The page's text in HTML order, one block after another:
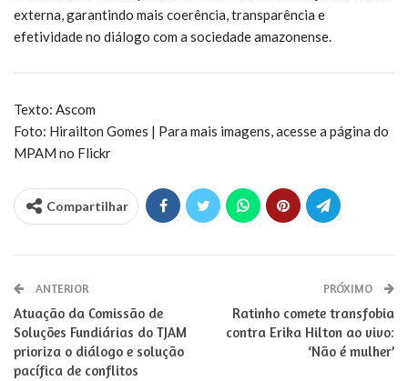
externa, garantindo mais coerência, transparência e
efetividade no diálogo com a sociedade amazonense.
Texto: Ascom
Foto: Hirailton Gomes | Para mais imagens, acesse a página do
MPAM no Flickr
Compartilhar
ANTERIOR
Atuação da Comissão de
Soluções Fundiárias do TJAM
prioriza o diálogo e solução
pacífica de conflitos
PRÓXIMO
Ratinho comete transfobia
contra Erika Hilton ao vivo:
‘Não é mulher’